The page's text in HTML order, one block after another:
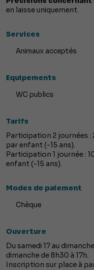
en laisse uniquement.
Services
Animaux acceptés
Equipements
WC publics
Tarifs
Participation 2 journées :
par enfant (-15 ans).
Participation 1 journée :
enfant (-15 ans).
Modes de paiement
Chèque
Ouverture
Du samedi 17 au
dimanche de 8h30 à 17h.
Inscription sur place à